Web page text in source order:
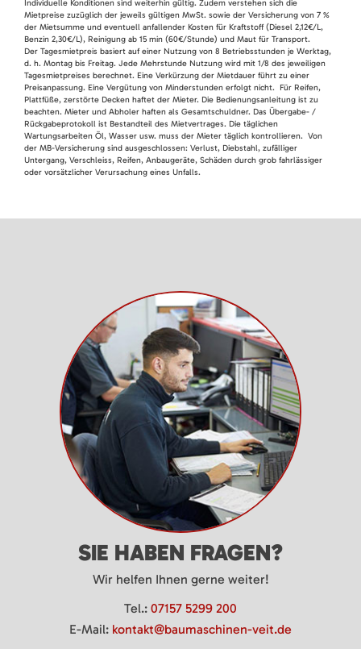
Individuelle Konditionen sind weiterhin gültig. Zudem verstehen sich die
Mietpreise zuzüglich der jeweils gültigen MwSt. sowie der Versicherung von 7 %
der Mietsumme und eventuell anfallender Kosten für Kraftstoff (Diesel 2,12€/L,
Benzin 2,30€/L), Reinigung ab 15 min (60€/Stunde) und Maut für Transport.
Der Tagesmietpreis basiert auf einer Nutzung von 8 Betriebsstunden je Werktag,
d. h. Montag bis Freitag. Jede Mehrstunde Nutzung wird mit 1/8 des jeweiligen
Tagesmietpreises berechnet. Eine Verkürzung der Mietdauer führt zu einer
Preisanpassung. Eine Vergütung von Minderstunden erfolgt nicht. Für Reifen,
Plattfüße, zerstörte Decken haftet der Mieter. Die Bedienungsanleitung ist zu
beachten. Mieter und Abholer haften als Gesamtschuldner. Das Übergabe- /
Rückgabeprotokoll ist Bestandteil des Mietvertrages. Die täglichen
Wartungsarbeiten Öl, Wasser usw. muss der Mieter täglich kontrollieren. Von
der MB-Versicherung sind ausgeschlossen: Verlust, Diebstahl, zufälliger
Untergang, Verschleiss, Reifen, Anbaugeräte, Schäden durch grob fahrlässiger
oder vorsätzlicher Verursachung eines Unfalls.
SIE HABEN FRAGEN?
Wir helfen Ihnen gerne weiter!
Tel.: 07157 5299 200
E-Mail: kontakt@baumaschinen-veit.de